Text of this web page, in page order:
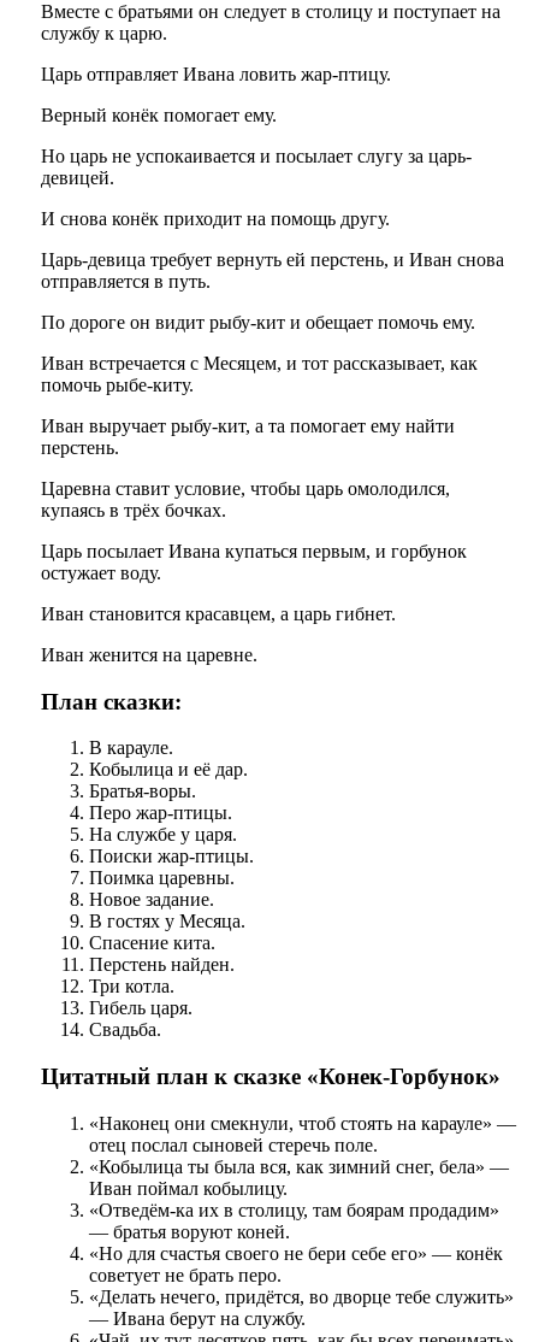
Вместе с братьями он следует в столицу и поступает на
службу к царю.
Царь отправляет Ивана ловить жар-птицу.
Верный конёк помогает ему.
Но царь не успокаивается и посылает слугу за царь-
девицей.
И снова конёк приходит на помощь другу.
Царь-девица требует вернуть ей перстень, и Иван снова
отправляется в путь.
По дороге он видит рыбу-кит и обещает помочь ему.
Иван встречается с Месяцем, и тот рассказывает, как
помочь рыбе-киту.
Иван выручает рыбу-кит, а та помогает ему найти
перстень.
Царевна ставит условие, чтобы царь омолодился,
купаясь в трёх бочках.
Царь посылает Ивана купаться первым, и горбунок
остужает воду.
Иван становится красавцем, а царь гибнет.
Иван женится на царевне.
План сказки:
В карауле.
Кобылица и её дар.
Братья-воры.
Перо жар-птицы.
На службе у царя.
Поиски жар-птицы.
Поимка царевны.
Новое задание.
В гостях у Месяца.
Спасение кита.
Перстень найден.
Три котла.
Гибель царя.
Свадьба.
Цитатный план к сказке «Конек-Горбунок»
«Наконец они смекнули, чтоб стоять на карауле» —
отец послал сыновей стеречь поле.
«Кобылица ты была вся, как зимний снег, бела» —
Иван поймал кобылицу.
«Отведём-ка их в столицу, там боярам продадим»
— братья воруют коней.
«Но для счастья своего не бери себе его» — конёк
советует не брать перо.
«Делать нечего, придётся, во дворце тебе служить»
— Ивана берут на службу.